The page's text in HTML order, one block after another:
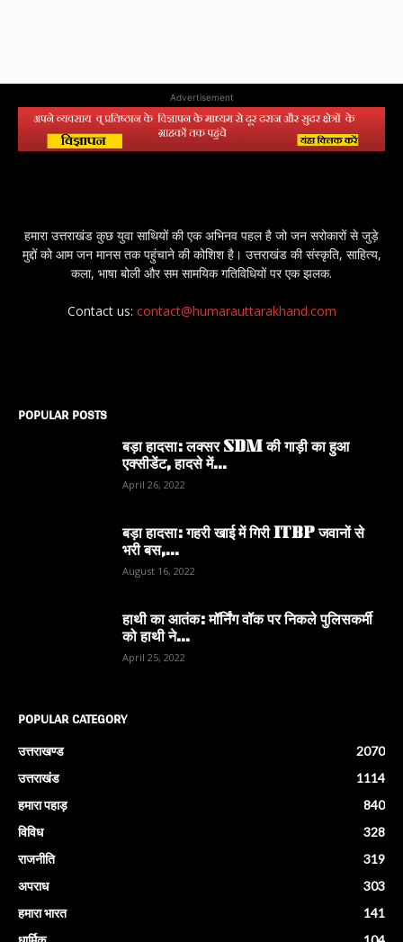
Advertisement
हमारा उत्तराखंड कुछ युवा साथियों की एक अभिनव पहल है जो जन सरोकारों से जुड़े
मुद्दों को आम जन मानस तक पहुंचाने की कोशिश है। उत्तराखंड की संस्कृति, साहित्य,
कला, भाषा बोली और सम सामयिक गतिविधियों पर एक झलक.
Contact us: contact@humarauttarakhand.com
POPULAR POSTS
बड़ा हादसा: लक्सर SDM की गाड़ी का हुआ
एक्सीडेंट, हादसे में...
April 26, 2022
बड़ा हादसा: गहरी खाई में गिरी ITBP जवानों से
भरी बस,...
August 16, 2022
हाथी का आतंक: मॉर्निंग वॉक पर निकले पुलिसकर्मी
को हाथी ने...
April 25, 2022
POPULAR CATEGORY
उत्तराखण्ड
2070
उत्तराखंड
1114
हमारा पहाड़
840
विविध
328
राजनीति
319
अपराध
303
हमारा भारत
141